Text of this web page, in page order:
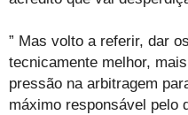
” Mas volto a referir, dar
tecnicamente melhor,
pressão na arbitragem
máximo responsável pelo